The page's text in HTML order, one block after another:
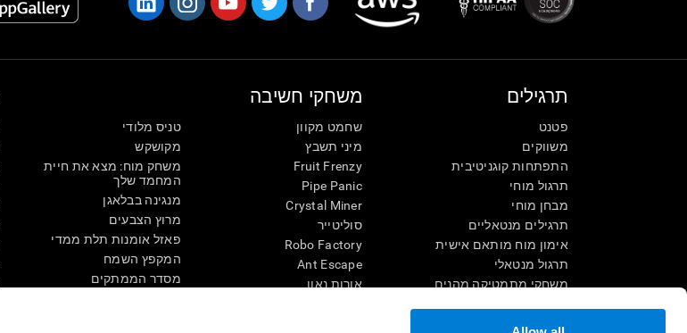
משחקי חשיבה
שחמט מקוון
מיני תשבץ
Fruit Frenzy
Pipe Panic
Crystal Miner
סוליטייר
Robo Factory
Ant Escape
אורות נאון
טניס מלודי
מקושקש
משחק מוח: מצא את חיית
המחמד שלך
מנגינה בבלאגן
מרוץ הצבעים
פאזל אומנות תלת ממדי
המקפץ השמח
מסדר הממתקים
תרגילים
פטנט
משווקים
התפתחות קוגניטיבית
תרגול מוחי
מבחן מוחי
תרגילים מנטאליים
אימון מוח מותאם אישית
תרגול מנטאלי
משחקי מתמטיקה מהנים